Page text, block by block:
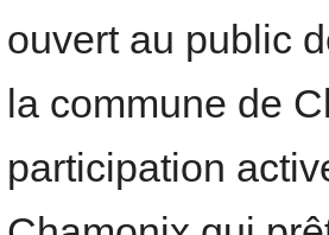
ouvert au public
la commune de
participation